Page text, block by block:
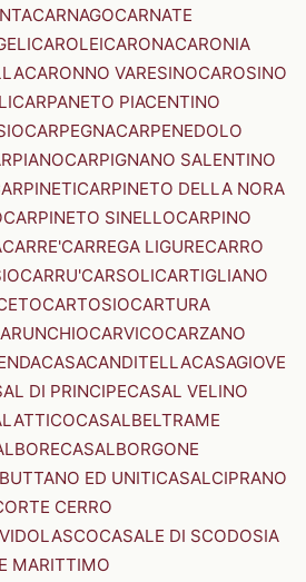
CARNAGOCARNATE
CAROLEICARONACARONIA
CARONNO VARESINOCAROSINO
CARPANETO PIACENTINO
CARPEGNACARPENEDOLO
CARPIGNANO SALENTINO
CARPINETO DELLA NORA
CARPINETO SINELLOCARPINO
CARRE'CARREGA LIGURECARRO
CARRU'CARSOLICARTIGLIANO
CARTOSIOCARTURA
CARVICOCARZANO
CASACANDITELLACASAGIOVE
DI PRINCIPECASAL VELINO
CASALBELTRAME
CASALBORGONE
ED UNITICASALCIPRANO
CERRO
CASALE DI SCODOSIA
MARITTIMO